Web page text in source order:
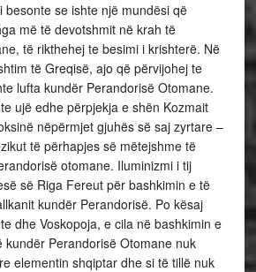
besonte se ishte një mundësi që
më të devotshmit në krah të
të rikthehej te besimi i krishterë. Në
të Greqisë, ajo që përvijohej te
lufta kundër Perandorisë Otomane.
ujë edhe përpjekja e shën Kozmait
nëpërmjet gjuhës së saj zyrtare –
të përhapjes së mëtejshme të
otomane. Iluminizmi i tij
së Riga Fereut për bashkimin e të
kundër Perandorisë. Po kësaj
dhe Voskopoja, e cila në bashkimin e
kundër Perandorisë Otomane nuk
elementin shqiptar dhe si të tillë nuk